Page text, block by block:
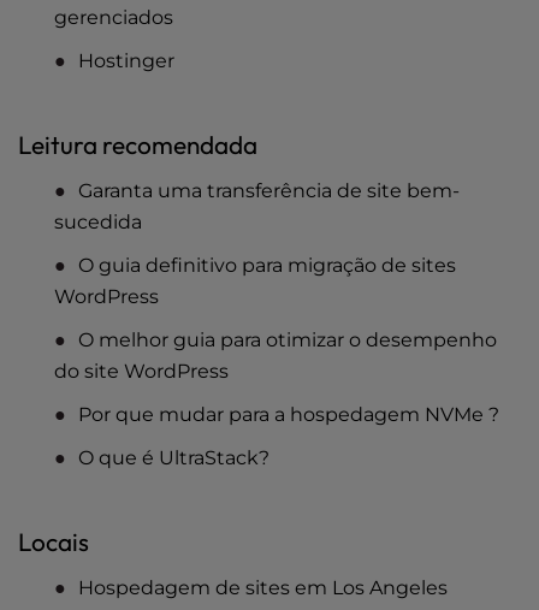
gerenciados
Hostinger
Leitura recomendada
Garanta uma transferência de site bem-
sucedida
O guia definitivo para migração de sites
WordPress
O melhor guia para otimizar o desempenho
do site WordPress
Por que mudar para a hospedagem NVMe ?
O que é UltraStack?
Locais
Hospedagem de sites em Los Angeles